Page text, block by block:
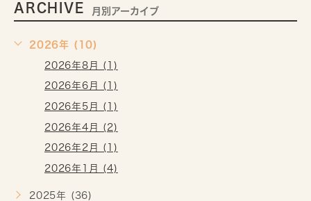
ARCHIVE 月別アーカイブ
2026年 (10)
2026年8月 (1)
2026年6月 (1)
2026年5月 (1)
2026年4月 (2)
2026年2月 (1)
2026年1月 (4)
2025年 (36)